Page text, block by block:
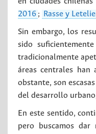
2016 ; Rasse y
Sin embargo, los
sido
tradicionalmente
áreas centrales han
obstante, son
del desarrollo
En este sentido,
pero buscamos